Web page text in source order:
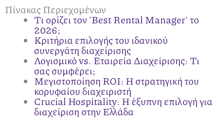
Πίνακας Περιεχομένων
Τι ορίζει τον 'Best Rental Manager' το
2026;
Κριτήρια επιλογής του ιδανικού
συνεργάτη διαχείρισης
Λογισμικό vs. Εταιρεία Διαχείρισης: Τι
σας συμφέρει;
Μεγιστοποίηση ROI: Η στρατηγική του
κορυφαίου διαχειριστή
Crucial Hospitality: Η έξυπνη επιλογή για
διαχείριση στην Ελλάδα